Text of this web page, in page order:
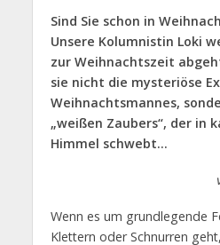
Sind Sie schon in
Unsere Kolumnistin Loki
zur Weihnachtszeit
sie nicht die mysteriöse
Weihnachtsmannes,
„weißen Zaubers“, der in
Himmel schwebt…
Wenn es um grundlegende
Klettern oder Schnurren